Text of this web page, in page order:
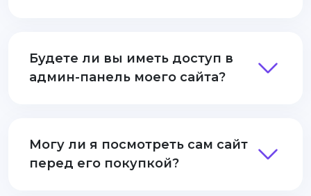
Будете ли вы иметь доступ в
админ-панель моего сайта?
Могу ли я посмотреть сам сайт
перед его покупкой?